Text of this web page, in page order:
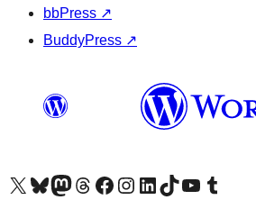
bbPress ↗
BuddyPress ↗
Visita nuestra cuenta de X (anteriormente Twitter)
Visita nuestra cuenta de Bluesky
Visita nuestra cuenta de Mastodon
Visita nuestra cuenta de Threads
Visita nuestra página de Facebook
Visita nuestra cuenta de Instagram
Visita nuestra cuenta de LinkedIn
Visita nuestra cuenta de TikTok
Visita nuestro canal de YouTube
Visita nuestra cuenta de Tumblr